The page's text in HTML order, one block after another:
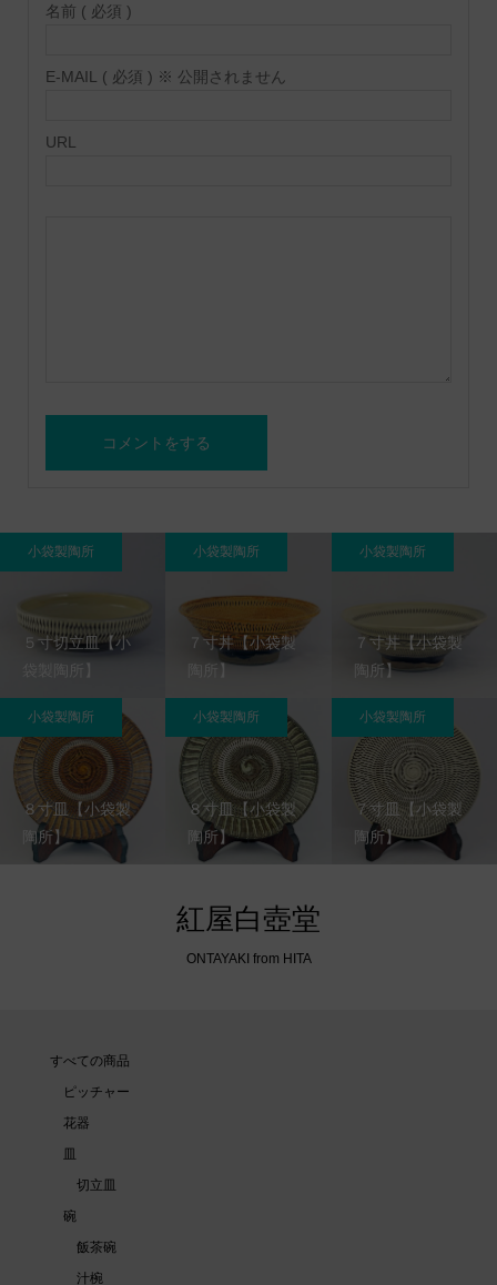
名前 ( 必須 )
E-MAIL ( 必須 ) ※ 公開されません
URL
５寸切立皿【小
袋製陶所】
小袋製陶所
７寸丼【小袋製
陶所】
小袋製陶所
７寸丼【小袋製
陶所】
小袋製陶所
８寸皿【小袋製
陶所】
小袋製陶所
８寸皿【小袋製
陶所】
小袋製陶所
７寸皿【小袋製
陶所】
小袋製陶所
紅屋白壺堂
ONTAYAKI from HITA
すべての商品
ピッチャー
花器
皿
切立皿
碗
飯茶碗
汁椀